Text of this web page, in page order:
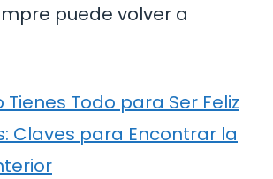
puede volver a
Todo para Ser Feliz
Claves para Encontrar la